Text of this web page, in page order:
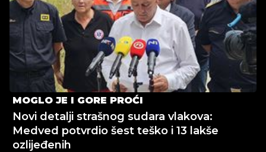
MOGLO JE I GORE PROĆI
Novi detalji strašnog sudara vlakova:
Medved potvrdio šest teško i 13 lakše
ozlijeđenih